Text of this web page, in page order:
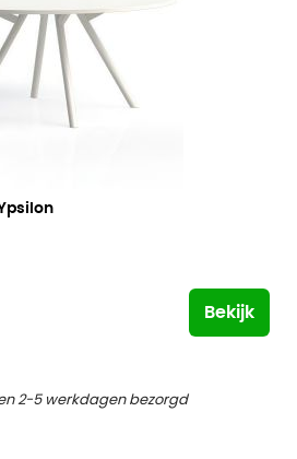
Bekijk
2-5 werkdagen bezorgd